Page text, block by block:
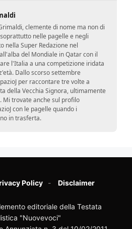
clemente di nome ma non di
nelle pagelle e negli
nella Super Redazione nel
del Mondiale in Qatar con il
l'Italia a una competizione iridata
Dallo scorso settembre
per raccontare tre volte a
della Vecchia Signora, ultimamente
Mi trovate anche sul profilo
con le pagelle quando i
in trasferta.
Policy Disclaimer
editoriale della Testata
"Nuovevoci"